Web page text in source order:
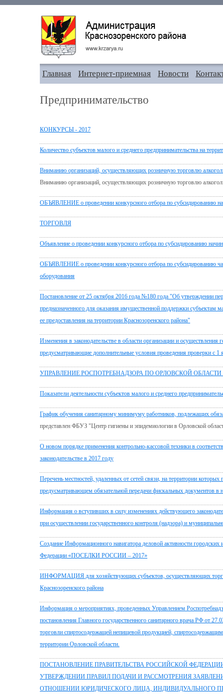
Главная Интернет-приемная Новости
Предпринимательство
КОНКУРСЫ - 2017
Количество субъектов малого и среднего предпринимательства на
Вниманию организаций, осуществляющих розничную торговлю
Вниманию организаций, осуществляющих розничную торговлю
ОБЪЯВЛЕНИЕ о проведении конкурсного отбора по субсидированию
ТОРГОВЛЯ
Объявление о проведении конкурсного отбора по субсидированию
ОБЪЯВЛЕНИЕ о проведении конкурсного отбора по субсидированию
оборудования
Постановление от 25 октября 2016 года №180 года "Об утверждении
предназначенного для оказания имущественной поддержки субъектам
ее предоставления на территории Краснозоренского района"
Изменения в законодательстве в области организации и осуществления
предусматривающие дополнительные условия проведения проверки с 1
УПРАВЛЕНИЕ РОСПОТРЕБНАДЗОРА ПО ОРЛОВСКОЙ ОБЛАСТИ
Показатели деятельности субъектов малого и среднего
График обучения санитарному минимуму работников, подлежащих
представлен ФБУЗ "Центр гигиены и эпидемиологии в Орловской
О новом порядке применения контрольно-кассовой техники в
законодательстве в 2017 году
Перечень местностей, удаленных от сетей связи, на территории
предусматривающем обязательной передачи фискальных документов в
Информация о вступивших в силу изменениях действующего
при осуществлении государственного контроля (надзора) и
Создание Информационного навигатора деловой активности городских
Федерации «ПОСЕЛКИ РОССИИ – 2017»
ИНФОРМАЦИЯ для хозяйствующих субъектов, осуществляющих
Краснозоренского района
Информация о мероприятиях, проведенных Управлением
постановления Главного государственного санитарного врача РФ от
торговли спиртосодержащей непищевой продукцией,
территории Орловской области.
ПОСТАНОВЛЕНИЕ ПРАВИТЕЛЬСТВА РОССИЙСКОЙ ФЕДЕРАЦИИ от
УТВЕРЖДЕНИИ ПРАВИЛ ПОДАЧИ И РАССМОТРЕНИЯ
ОТНОШЕНИИ ЮРИДИЧЕСКОГО ЛИЦА, ИНДИВИДУАЛЬНОГО